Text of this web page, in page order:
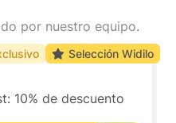
por nuestro equipo.
10% de descuento
Selección Widilo